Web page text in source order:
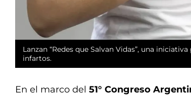
Lanzan “Redes que Salvan Vidas”, una
infartos.
En el marco del 51° Congreso